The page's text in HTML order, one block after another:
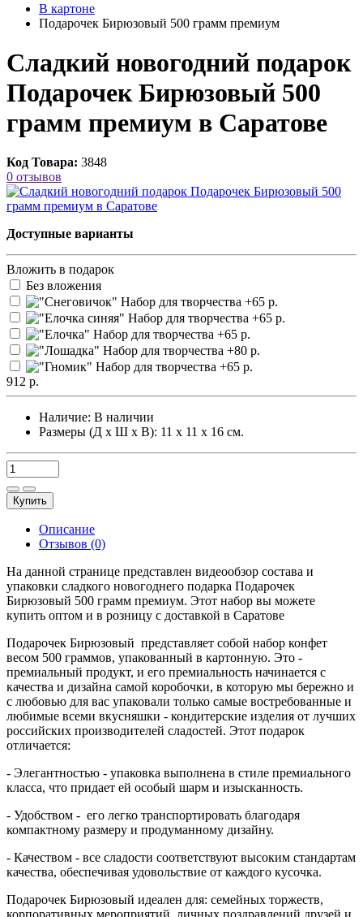
В картоне
Подарочек Бирюзовый 500 грамм премиум
Сладкий новогодний подарок
Подарочек Бирюзовый 500
грамм премиум в Саратове
Код Товара: 3848
0 отзывов
Доступные варианты
Вложить в подарок
Без вложения
912 р.
Наличие: В наличии
Размеры (Д х Ш х В): 11 х 11 х 16 см.
Купить
Описание
Отзывов (0)
На данной странице представлен видеообзор состава и
упаковки сладкого новогоднего подарка Подарочек
Бирюзовый 500 грамм премиум. Этот набор вы можете
купить оптом и в розницу с доставкой в Саратове
Подарочек Бирюзовый представляет собой набор конфет
весом 500 граммов, упакованный в картонную. Это -
премиальный продукт, и его премиальность начинается с
качества и дизайна самой коробочки, в которую мы бережно и
с любовью для вас упаковали только самые востребованные и
любимые всеми вкусняшки - кондитерские изделия от лучших
российских производителей сладостей. Этот подарок
отличается:
- Элегантностью - упаковка выполнена в стиле премиального
класса, что придает ей особый шарм и изысканность.
- Удобством - его легко транспортировать благодаря
компактному размеру и продуманному дизайну.
- Качеством - все сладости соответствуют высоким стандартам
качества, обеспечивая удовольствие от каждого кусочка.
Подарочек Бирюзовый идеален для: семейных торжеств,